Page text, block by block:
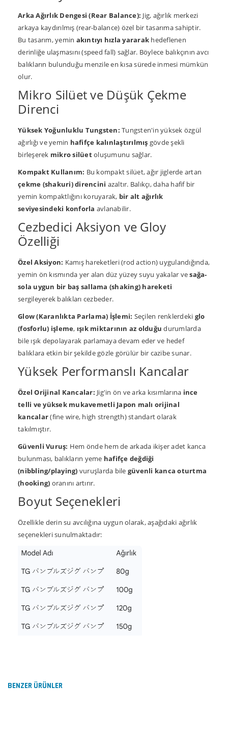
Arka Ağırlık Dengesi (Rear Balance): Jig, ağırlık merkezi
arkaya kaydırılmış (rear-balance) özel bir tasarıma sahiptir.
Bu tasarım, yemin akıntıyı hızla yararak hedeflenen
derinliğe ulaşmasını (speed fall) sağlar. Böylece balıkçının avcı
balıkların bulunduğu menzile en kısa sürede inmesi mümkün
olur.
Mikro Silüet ve Düşük Çekme
Direnci
Yüksek Yoğunluklu Tungsten: Tungsten'in yüksek özgül
ağırlığı ve yemin hafifçe kalınlaştırılmış gövde şekli
birleşerek mikro silüetoluşumunu sağlar.
Kompakt Kullanım: Bu kompakt silüet, ağır jiglerde artan
çekme (shakuri) direncini azaltır. Balıkçı, daha hafif bir
yemin kompaktlığını koruyarak, bir alt ağırlık
seviyesindeki konforla avlanabilir.
Cezbedici Aksiyon ve Gloy
Özelliği
Özel Aksiyon: Kamış hareketleri (rod action) uygulandığında,
yemin ön kısmında yer alan düz yüzey suyu yakalar vesağa-
sola uygun bir baş sallama (shaking) hareketi
sergileyerek balıkları cezbeder.
Glow (Karanlıkta Parlama) İşlemi: Seçilen renklerdeki glo
(fosforlu) işleme, ışık miktarının az olduğu durumlarda
bile ışık depolayarak parlamaya devam eder ve hedef
balıklara etkin bir şekilde gözle görülür bir cazibe sunar.
Yüksek Performanslı Kancalar
Özel Orijinal Kancalar: Jig'in ön ve arka kısımlarına ince
telli ve yüksek mukavemetli Japon malı orijinal
kancalar(fine wire, high strength) standart olarak
takılmıştır.
Güvenli Vuruş: Hem önde hem de arkada ikişer adet kanca
bulunması, balıkların yeme hafifçe değdiği
(nibbling/playing) vuruşlarda bile güvenli kanca oturtma
(hooking) oranını artırır.
Boyut Seçenekleri
Özellikle derin su avcılığına uygun olarak, aşağıdaki ağırlık
seçenekleri sunulmaktadır:
Görüş ve önerileriniz için teşekkür ederiz.
BENZER ÜRÜNLER